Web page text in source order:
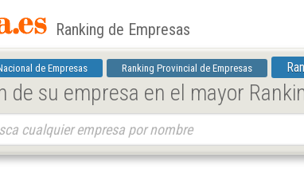
Ranking de Empresas
de Empresas Ranking Provincial de Empresas
de su empresa en el mayor